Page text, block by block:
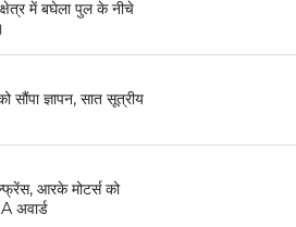
में बघेला पुल के नीचे
सौंपा ज्ञापन, सात सूत्रीय
आरके मोटर्स को
अवार्ड